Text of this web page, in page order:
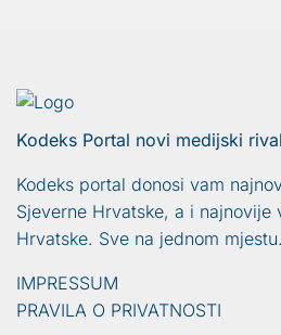
Kodeks Portal novi medijski
Kodeks portal donosi vam
Sjeverne Hrvatske, a i najnovije
Hrvatske. Sve na jednom mjestu.
IMPRESSUM
PRAVILA O PRIVATNOSTI